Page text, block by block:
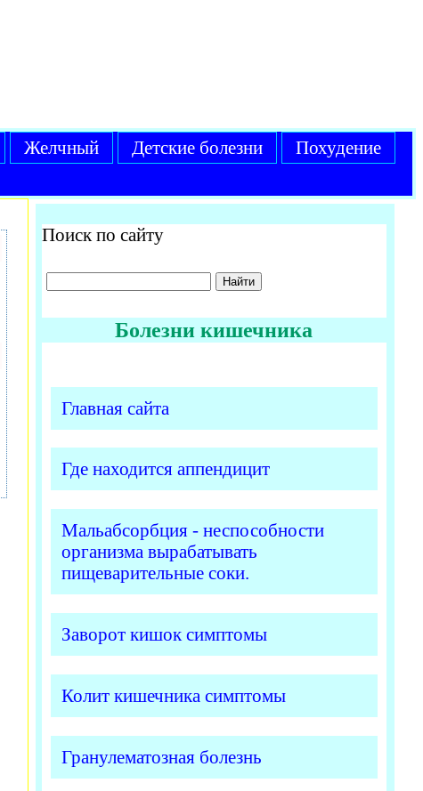
Желчный Детские болезни
Похудение
Поиск по сайту
Болезни кишечника
Главная сайта
Где находится аппендицит
Мальабсорбция - неспособности
организма вырабатывать
пищеварительные соки.
Заворот кишок симптомы
Колит кишечника симптомы
Гранулематозная болезнь